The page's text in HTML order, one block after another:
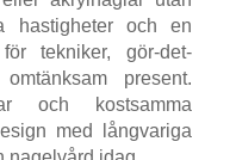
hastigheter och en
tekniker, gör-det-
present.
och kostsamma
med långvariga